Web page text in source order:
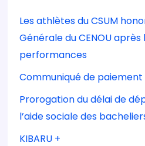
Les athlètes du CSUM
Générale du CENOU
performances
Communiqué de paiement
Prorogation du délai de
l’aide sociale des
KIBARU +